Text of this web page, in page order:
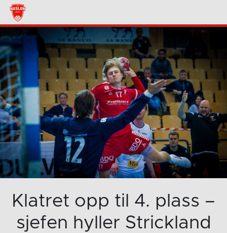
Klatret opp til 4. plass –
sjefen hyller Strickland